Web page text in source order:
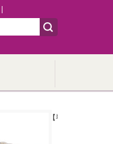
【毕业季】我校举